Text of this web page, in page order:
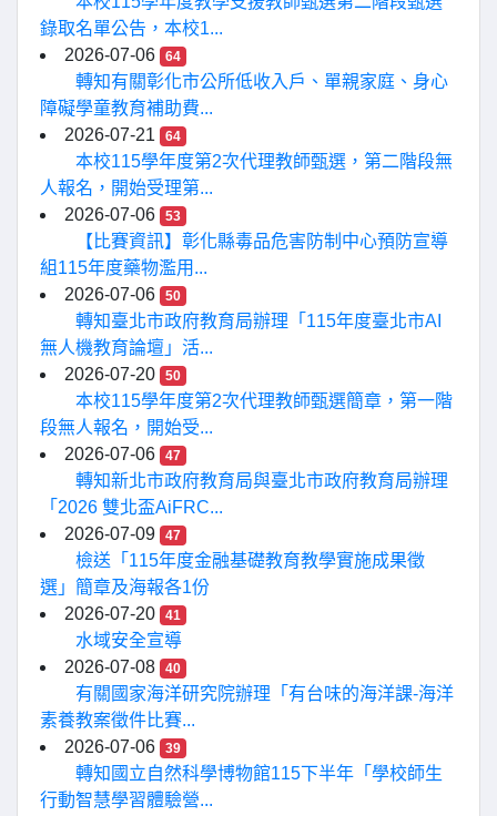
錄取名單公告，本校1...
2026-07-06
64
轉知有關彰化市公所低收入戶、單親家庭、身心
障礙學童教育補助費...
2026-07-21
64
本校115學年度第2次代理教師甄選，第二階段無
人報名，開始受理第...
2026-07-06
53
【比賽資訊】彰化縣毒品危害防制中心預防宣導
組115年度藥物濫用...
2026-07-06
50
轉知臺北市政府教育局辦理「115年度臺北市AI
無人機教育論壇」活...
2026-07-20
50
本校115學年度第2次代理教師甄選簡章，第一階
段無人報名，開始受...
2026-07-06
47
轉知新北市政府教育局與臺北市政府教育局辦理
「2026 雙北盃AiFRC...
2026-07-09
47
檢送「115年度金融基礎教育教學實施成果徵
選」簡章及海報各1份
2026-07-20
41
水域安全宣導
2026-07-08
40
有關國家海洋研究院辦理「有台味的海洋課-海洋
素養教案徵件比賽...
2026-07-06
39
轉知國立自然科學博物館115下半年「學校師生
行動智慧學習體驗營...